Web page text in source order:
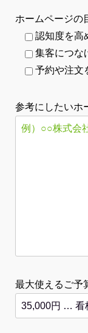
ホームページの
認知度を高
集客につな
予約や注文
参考にしたいホ
最大使えるご予